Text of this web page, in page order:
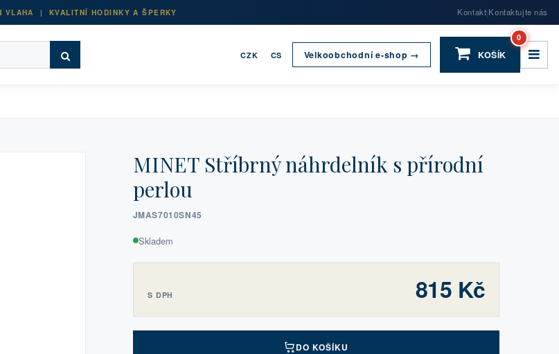
VLAHA | KVALITNÍ HODINKY A ŠPERKY Kontakt|Kontaktujte nás
CZK CS Velkoobchodní e-shop → KOŠÍK
0
MINET Stříbrný náhrdelník s přírodní
perlou
JMAS7010SN45
Skladem
S DPH 815 Kč
DO KOŠÍKU